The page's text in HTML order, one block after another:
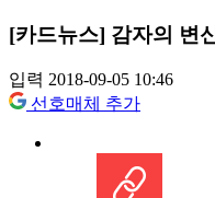
[카드뉴스] 감자의 변
입력 2018-09-05 10:46
선호매체 추가